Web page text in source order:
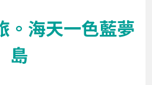
。海天一色藍夢
島